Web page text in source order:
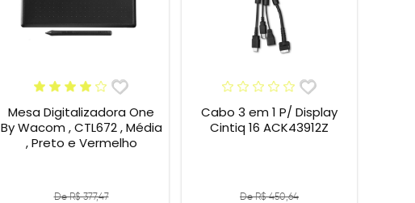
Mesa Digitalizadora One
By Wacom , CTL672 , Média
, Preto e Vermelho
De R$ 377,47
Cabo 3 em 1 P/ Display
Cintiq 16 ACK43912Z
De R$ 450,64